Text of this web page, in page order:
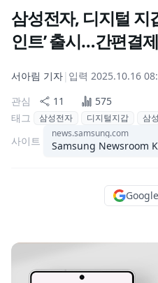
삼성전자, 디지털 지
인트’ 출시…간편결
서아림 기자| 입력 2025.10.16
관심
11
575
태그
삼성전자 디지털지갑 삼
사이트
news.samsung.com
Samsung Newsroom